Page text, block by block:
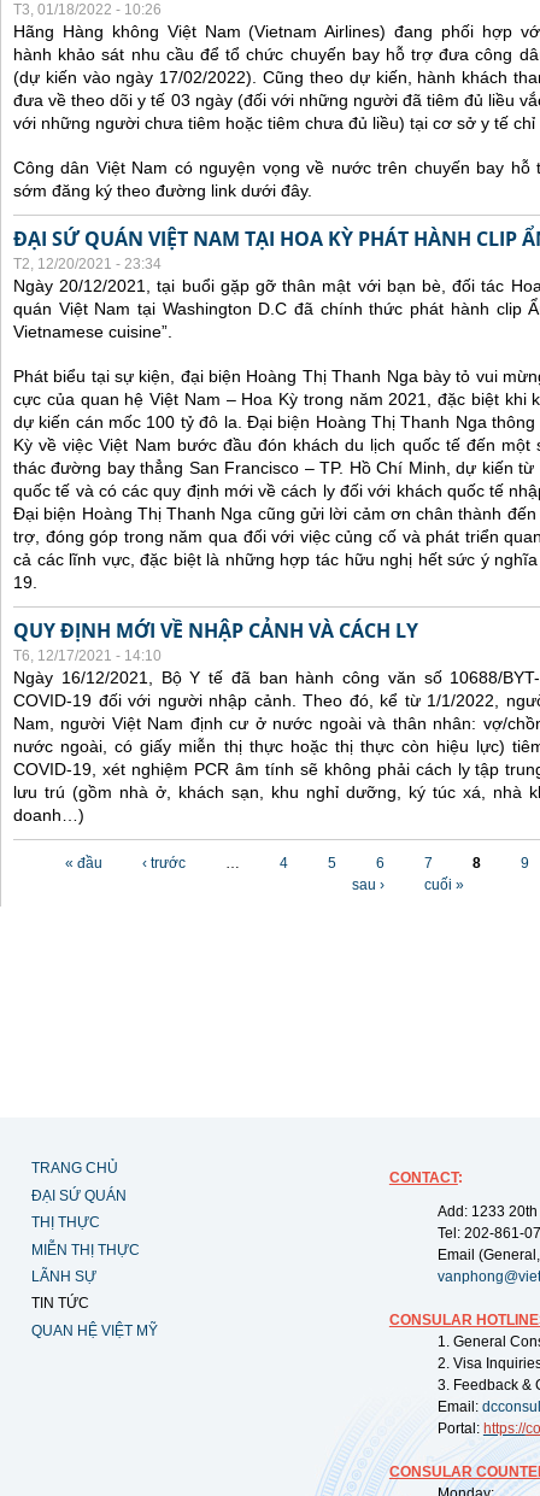
T3, 01/18/2022 - 10:26
Hãng Hàng không Việt Nam (Vietnam Airlines) đang phối hợp
hành khảo sát nhu cầu để tổ chức chuyến bay hỗ trợ đưa công
(dự kiến vào ngày 17/02/2022).
Cũng theo dự kiến, hành khách
đưa về theo dõi y tế 03 ngày (đối với những người đã tiêm đủ liều
với những người chưa tiêm hoặc tiêm chưa đủ liều) tại cơ sở y tế chỉ
Công dân Việt Nam có nguyện vọng về nước trên chuyến bay
sớm đăng ký theo đường link dưới đây.
ĐẠI SỨ QUÁN VIỆT NAM TẠI HOA KỲ PHÁT HÀNH CLIP
T2, 12/20/2021 - 23:34
Ngày 20/12/2021, tại buổi gặp gỡ thân mật với bạn bè, đối tác
quán Việt Nam tại Washington D.C đã chính thức phát hành clip
Vietnamese cuisine”.
Phát biểu tại sự kiện, đại biện Hoàng Thị Thanh Nga bày tỏ vui
cực của quan hệ Việt Nam – Hoa Kỳ trong năm 2021, đặc biệt khi
dự kiến cán mốc 100 tỷ đô la. Đại biện Hoàng Thị Thanh Nga
Kỳ về việc Việt Nam bước đầu đón khách du lịch quốc tế đến
thác đường bay thẳng San Francisco – TP. Hồ Chí Minh, dự kiến
quốc tế và có các quy định mới về cách ly đối với khách quốc tế
Đại biện Hoàng Thị Thanh Nga cũng gửi lời cảm ơn chân thành
trợ, đóng góp trong năm qua đối với việc củng cố và phát triển
cả các lĩnh vực, đặc biệt là những hợp tác hữu nghị hết sức ý
19.
QUY ĐỊNH MỚI VỀ NHẬP CẢNH VÀ CÁCH LY
T6, 12/17/2021 - 14:10
Ngày 16/12/2021, Bộ Y tế đã ban hành công văn số 10688/
COVID-19 đối với người nhập cảnh. Theo đó, kể từ 1/1/2022,
Nam, người Việt Nam định cư ở nước ngoài và thân nhân: vợ/
nước ngoài, có giấy miễn thị thực hoặc thị thực còn hiệu lực)
COVID-19, xét nghiệm PCR âm tính sẽ không phải cách ly tập
lưu trú (gồm nhà ở, khách sạn, khu nghỉ dưỡng, ký túc xá, nhà
doanh…)
« đầu ‹ trước … 4 5 6 7 8
9
sau ›
cuối »
TRANG CHỦ
ĐẠI SỨ QUÁN
THỊ THỰC
MIỄN THỊ THỰC
LÃNH SỰ
TIN TỨC
QUAN HỆ VIỆT MỸ
CONTACT:
Add: 1233
Tel: 202-861-
Email
CONSULAR
1. General
2. Visa
3. Feedback &
Email:
Portal: https://
CONSULAR